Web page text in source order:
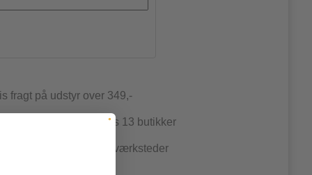
fragt på udstyr over 349,-
afhente i én af vores 13 butikker
& certificerede værksteder